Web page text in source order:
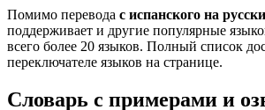
Помимо перевода с испанского на
поддерживает и другие популярные
всего более 20 языков. Полный список
переключателе языков на странице.
Словарь с примерами и